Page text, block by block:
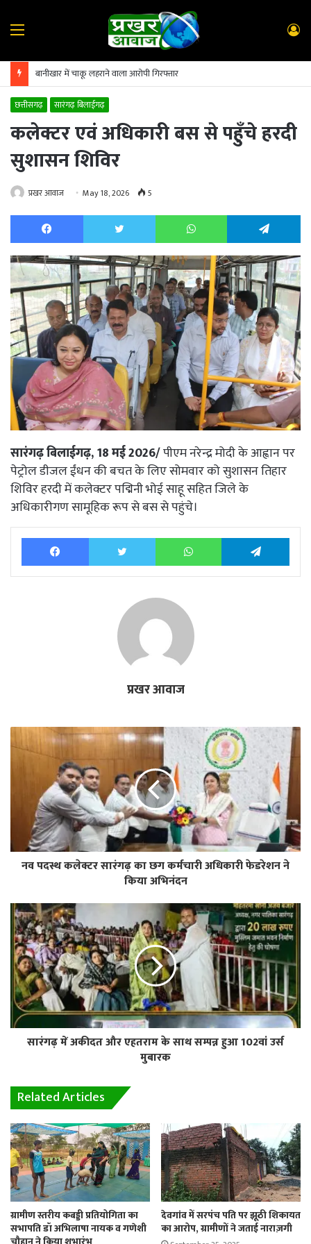
Menu
बानीखार में चाकू लहराने वाला आरोपी गिरफ्तार
छत्तीसगढ़ सारंगढ़ बिलाईगढ़
कलेक्टर एवं अधिकारी बस से पहुँचे हरदी
सुशासन शिविर
प्रखर आवाज May 18, 2026 5
Facebook Twitter WhatsApp
सारंगढ़ बिलाईगढ़, 18 मई 2026/पीएम नरेन्द्र मोदी के आह्वान पर
पेट्रोल डीजल ईंधन की बचत के लिए सोमवार को सुशासन तिहार
शिविर हरदी में कलेक्टर पद्मिनी भोई साहू सहित जिले के
अधिकारीगण सामूहिक रूप से बस से पहुंचे।
Facebook Twitter WhatsApp
प्रखर आवाज
नव पदस्थ कलेक्टर सारंगढ़ का छग कर्मचारी अधिकारी फेडरेशन ने
किया अभिनंदन
सारंगढ़ में अकीदत और एहतराम के साथ सम्पन्न हुआ 102वां उर्स
मुबारक
Related Articles
ग्रामीण स्तरीय कबड्डी प्रतियोगिता का
सभापति डॉ अभिलाषा नायक व गणेशी
देवगांव में सरपंच पति पर झूठी शिकायत
का आरोप, ग्रामीणों ने जताई नाराज़गी